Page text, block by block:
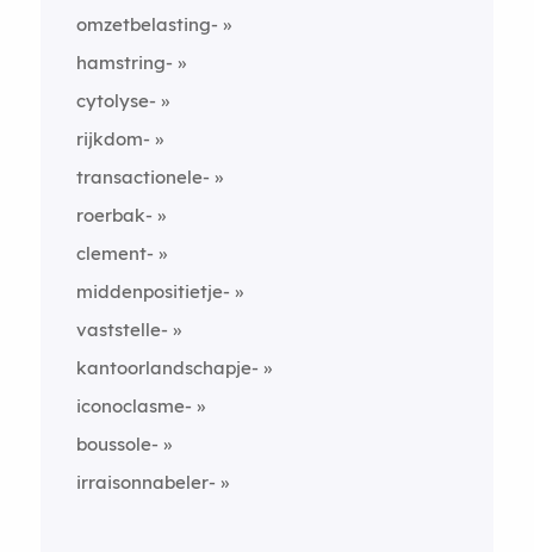
omzetbelasting-
hamstring-
cytolyse-
rijkdom-
transactionele-
roerbak-
clement-
middenpositietje-
vaststelle-
kantoorlandschapje-
iconoclasme-
boussole-
irraisonnabeler-